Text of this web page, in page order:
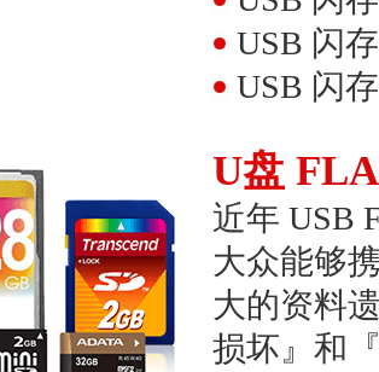
USB 闪
USB 闪
U盘
近年 USB
大众能够
大的资料
损坏』和